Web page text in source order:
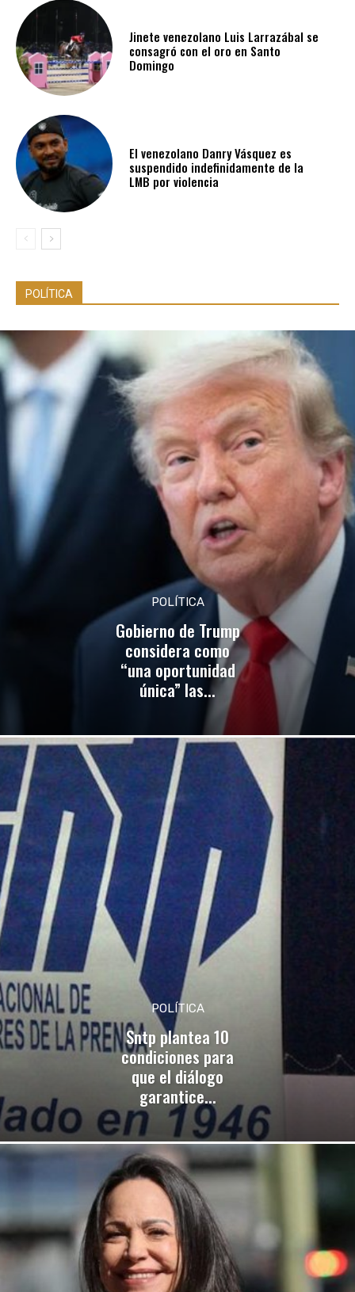
Jinete venezolano Luis Larrazábal se
consagró con el oro en Santo
Domingo
El venezolano Danry Vásquez es
suspendido indefinidamente de la
LMB por violencia
POLÍTICA
POLÍTICA
Gobierno de Trump
considera como
“una oportunidad
única” las...
POLÍTICA
Sntp plantea 10
condiciones para
que el diálogo
garantice...